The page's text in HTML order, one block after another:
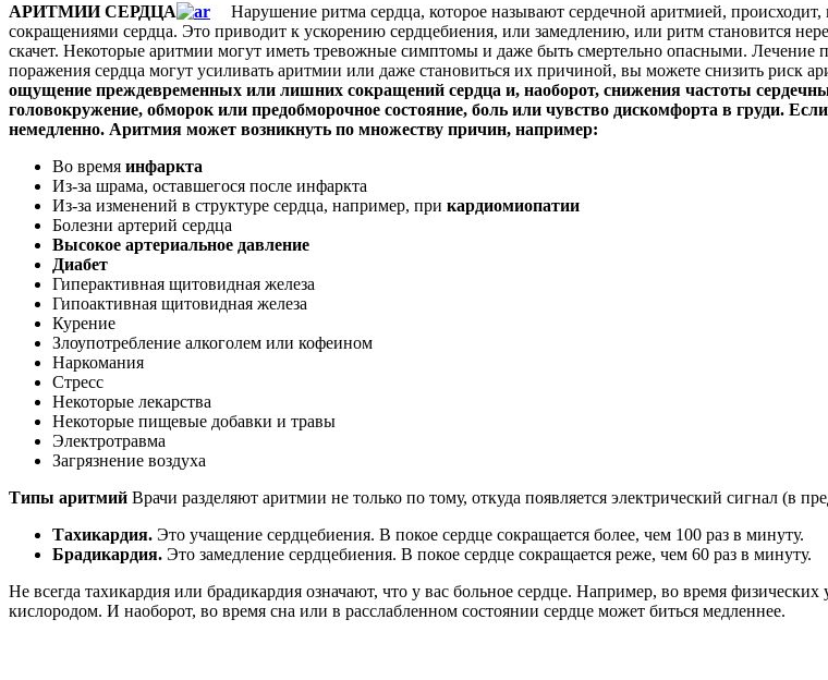
АРИТМИИ СЕРДЦА
Нарушение ритма сердца, которое называют сердечной аритмией,
сокращениями сердца. Это приводит к ускорению сердцебиения, или замедлению, или ритм становится
скачет. Некоторые аритмии могут иметь тревожные симптомы и даже быть смертельно опасными. Лечение
поражения сердца могут усиливать аритмии или даже становиться их причиной, вы можете снизить риск
ощущение преждевременных или лишних сокращений сердца и, наоборот, снижения частоты
головокружение, обморок или предобморочное состояние, боль или чувство дискомфорта в груди.
немедленно. Аритмия может возникнуть по множеству причин, например:
Во время инфаркта
Из-за шрама, оставшегося после инфаркта
Из-за изменений в структуре сердца, например, при кардиомиопатии
Болезни артерий сердца
Высокое артериальное давление
Диабет
Гиперактивная щитовидная железа
Гипоактивная щитовидная железа
Курение
Злоупотребление алкоголем или кофеином
Наркомания
Стресс
Некоторые лекарства
Некоторые пищевые добавки и травы
Электротравма
Загрязнение воздуха
Типы аритмий Врачи разделяют аритмии не только по тому, откуда появляется электрический сигнал (в
Тахикардия. Это учащение сердцебиения. В покое сердце сокращается более, чем 100 раз в минуту.
Брадикардия. Это замедление сердцебиения. В покое сердце сокращается реже, чем 60 раз в минуту.
Не всегда тахикардия или брадикардия означают, что у вас больное сердце. Например, во время
кислородом. И наоборот, во время сна или в расслабленном состоянии сердце может биться медленнее.